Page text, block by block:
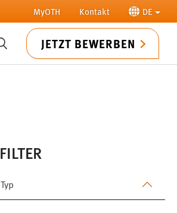
MyOTH Kontakt DE
SUCHE JETZT BEWERBEN
FILTER
Typ